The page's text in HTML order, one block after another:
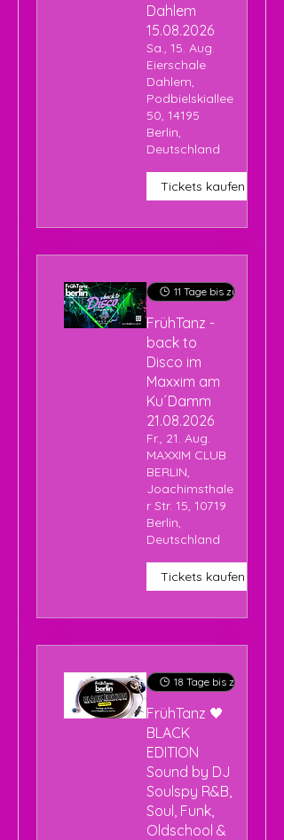
Dahlem
15.08.2026
Sa., 15. Aug.
Eierschale
Dahlem,
Podbielskiallee
50, 14195
Berlin,
Deutschland
Tickets kaufen
11 Tage bis zur
FrühTanz -
back to
Disco im
Maxxim am
Ku´Damm
21.08.2026
Fr., 21. Aug.
MAXXIM CLUB
BERLIN,
Joachimsthale
r Str. 15, 10719
Berlin,
Deutschland
Tickets kaufen
18 Tage bis zur
FrühTanz 🖤
BLACK
EDITION
Sound by DJ
Soulspy R&B,
Soul, Funk,
Oldschool &